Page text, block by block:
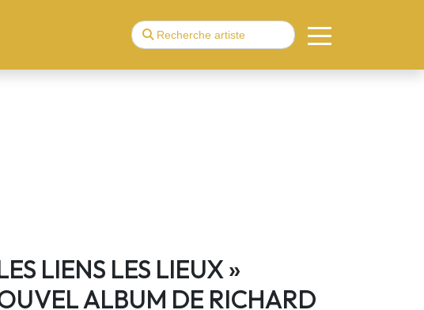
LIENS LES LIEUX »
ALBUM DE RICHARD